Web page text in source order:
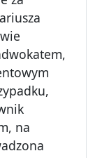
na